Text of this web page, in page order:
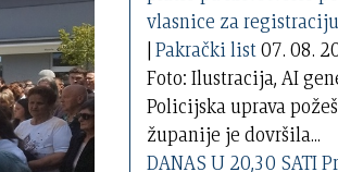
|Pakrački list07. 08.
Foto: Ilustracija, AI
Policijska uprava
županije je dovršila...
DANAS U 20,30 SATI